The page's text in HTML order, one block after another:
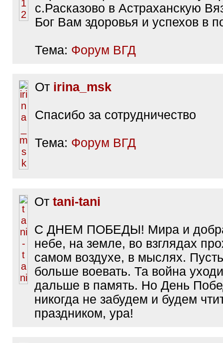
с.Расказово в Астраханскую
Бог Вам здоровья и успехов в
Тема: Форум ВГД
От irina_msk
Спасибо за сотрудничество
Тема: Форум ВГД
От tani-tani
С ДНЕМ ПОБЕДЫ! Мира и
небе, на земле, во взглядах
самом воздухе, в мыслях.
больше воевать. Та война
дальше в память. Но День
никогда не забудем и будем
праздником, ура!